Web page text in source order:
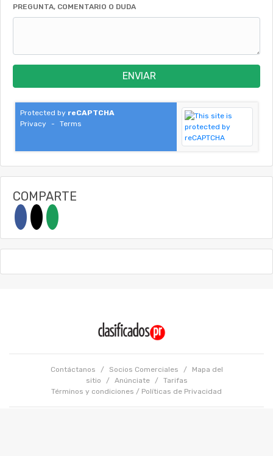
PREGUNTA, COMENTARIO O DUDA
ENVIAR
Protected by reCAPTCHA
Privacy
- Terms
COMPARTE
Contáctanos / Socios Comerciales /
Mapa del
sitio
/ Anúnciate /
Tarifas
Términos y condiciones / Políticas de Privacidad